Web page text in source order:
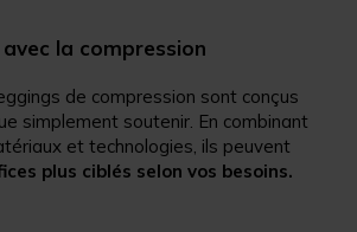
la compression
de compression sont conçus
simplement soutenir. En combinant
et technologies, ils peuvent
plus ciblés selon vos besoins.